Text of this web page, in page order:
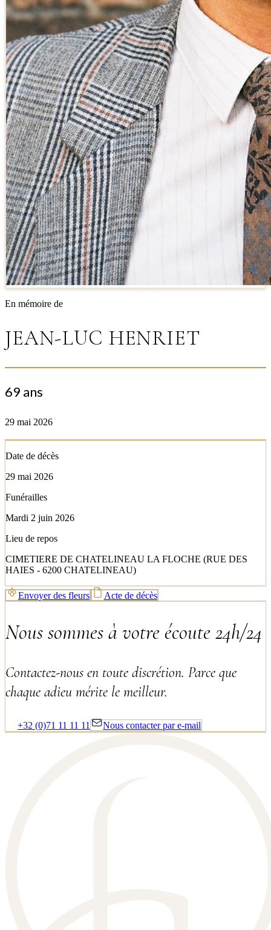
En mémoire de
JEAN-LUC HENRIET
69 ans
29 mai 2026
Date de décès
29 mai 2026
Funérailles
Mardi 2 juin 2026
Lieu de repos
CIMETIERE DE CHATELINEAU LA FLOCHE (RUE DES
HAIES - 6200 CHATELINEAU)
Envoyer des fleurs Acte de décès
Nous sommes à votre écoute 24h/24
Contactez-nous en toute discrétion. Parce que
chaque adieu mérite le meilleur.
+32 (0)71 11 11 11 Nous contacter par e-mail